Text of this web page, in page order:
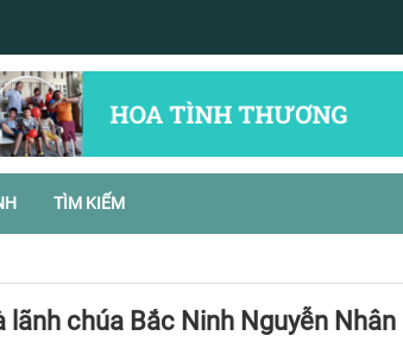
TÌM KIẾM
lãnh chúa Bắc Ninh Nguyễn Nhân